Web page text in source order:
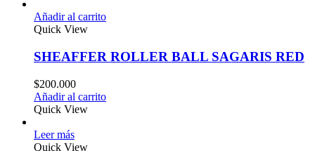
Añadir al carrito
Quick View
SHEAFFER ROLLER BALL SAGARIS RED
$200.000
Añadir al carrito
Quick View
Leer más
Quick View